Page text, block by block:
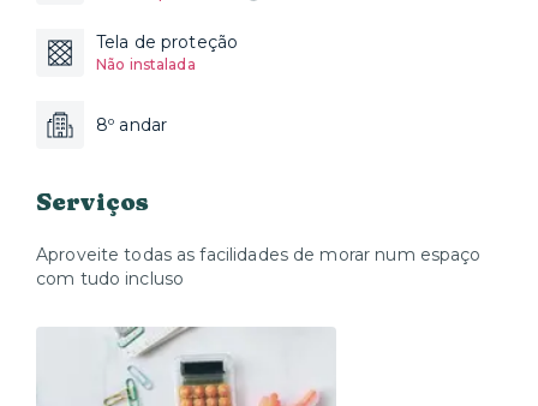
Tela de proteção
Não instalada
8º andar
Serviços
Aproveite todas as facilidades de morar num espaço
com tudo incluso